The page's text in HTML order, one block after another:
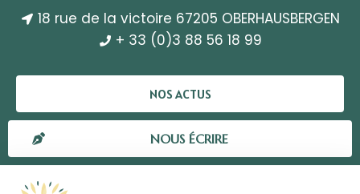
18 rue de la victoire 67205 OBERHAUSBERGEN
+ 33 (0)3 88 56 18 99
NOS ACTUS
NOUS ÉCRIRE